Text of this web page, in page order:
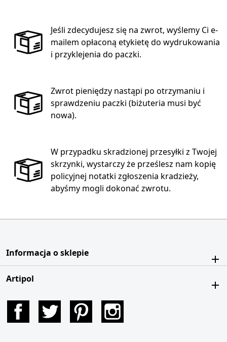
Jeśli zdecydujesz się na zwrot, wyślemy Ci e-
mailem opłaconą etykietę do wydrukowania
i przyklejenia do paczki.
Zwrot pieniędzy nastąpi po otrzymaniu i
sprawdzeniu paczki (biżuteria musi być
nowa).
W przypadku skradzionej przesyłki z Twojej
skrzynki, wystarczy że prześlesz nam kopię
policyjnej notatki zgłoszenia kradzieży,
abyśmy mogli dokonać zwrotu.
Informacja o sklepie
Artipol
Facebook Twitter Pinterest